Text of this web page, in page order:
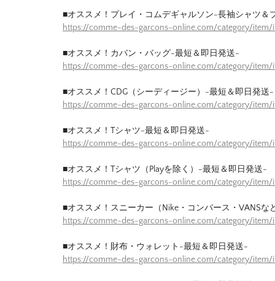
■オススメ！プレイ・コムデギャルソン-長袖シャツ＆
https://comme-des-garcons-online.com/category/
■オススメ！カバン・バッグ-最短＆即日発送-
https://comme-des-garcons-online.com/category/
■オススメ！CDG（シーディージー）-最短＆即日発送-
https://comme-des-garcons-online.com/category/
■オススメ！Tシャツ-最短＆即日発送-
https://comme-des-garcons-online.com/category/
■オススメ！Tシャツ（Playを除く）-最短＆即日発送-
https://comme-des-garcons-online.com/category/
■オススメ！スニーカー（Nike・コンバース・VANS
https://comme-des-garcons-online.com/category/
■オススメ！財布・ウォレット-最短＆即日発送-
https://comme-des-garcons-online.com/category/